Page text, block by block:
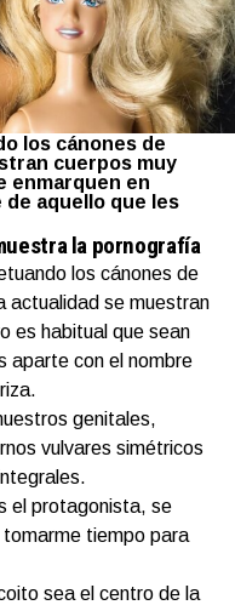
los cánones de
cuerpos muy
enmarquen en
aquello que les
la pornografía
los cánones de
actualidad se muestran
es habitual que sean
aparte con el nombre
genitales,
vulvares simétricos
el protagonista, se
tomarme tiempo para
sea el centro de la